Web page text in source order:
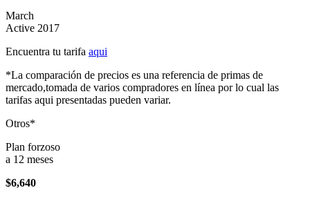
March
Active 2017
Encuentra tu tarifa aqui
*La comparación de precios es una referencia de primas de
mercado,tomada de varios compradores en línea por lo cual las
tarifas aqui presentadas pueden variar.
Otros*
Plan forzoso
a 12 meses
$6,640